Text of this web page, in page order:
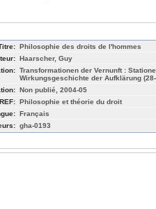
Philosophie des droits de l'hommes
Haarscher, Guy
Transformationen der Vernunft :
Wirkungsgeschichte der Aufklärung
Non publié, 2004-05
Philosophie et théorie du droit
Français
gha-0193